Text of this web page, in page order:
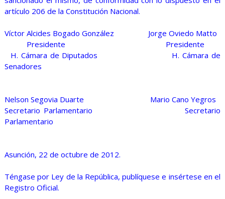
artículo 206 de la Constitución Nacional.
Víctor Alcides Bogado González Jorge Oviedo Matto
Presidente Presidente
H. Cámara de Diputados H. Cámara de
Senadores
Nelson Segovia Duarte Mario Cano Yegros
Secretario Parlamentario Secretario
Parlamentario
Asunción, 22 de octubre de 2012.
Téngase por Ley de la República, publíquese e insértese en el
Registro Oficial.